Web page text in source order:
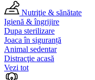
Nutriţie & sănătate
Igienă & îngrijire
Dupa sterilizare
Joaca în siguranță
Animal sedentar
Distracţie acasă
Vezi tot